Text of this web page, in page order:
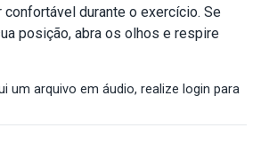
durante o exercício. Se
posição, abra os olhos e respire
um arquivo em áudio, realize login para